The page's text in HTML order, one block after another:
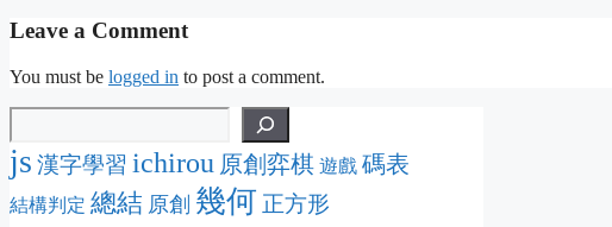
Leave a Comment
You must be logged in to post a comment.
js 漢字學習 ichirou 原創弈棋 遊戲 碼表
結構判定 總結 原創 幾何 正方形